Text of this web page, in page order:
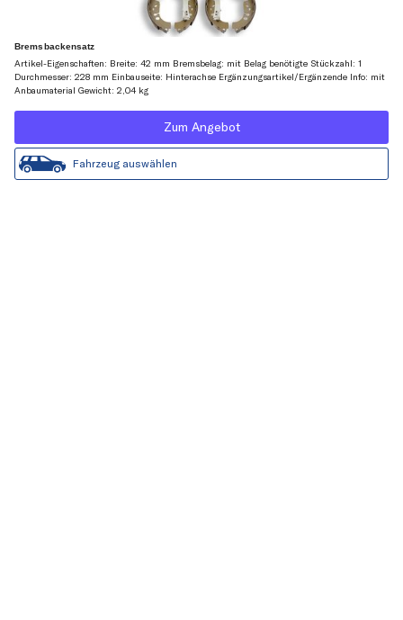
Bremsbackensatz
Artikel-Eigenschaften: Breite: 42 mm Bremsbelag: mit Belag benötigte Stückzahl: 1
Durchmesser: 228 mm Einbauseite: Hinterachse Ergänzungsartikel/Ergänzende Info: mit
Anbaumaterial Gewicht: 2,04 kg
Zum Angebot
Fahrzeug auswählen